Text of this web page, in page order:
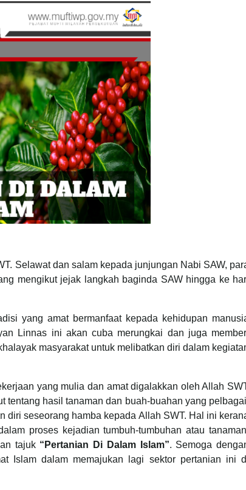
Selawat dan salam kepada junjungan Nabi SAW,
mengikut jejak langkah baginda SAW hingga ke
yang amat bermanfaat kepada kehidupan
Linnas ini akan cuba merungkai dan juga
masyarakat untuk melibatkan diri dalam
yang mulia dan amat digalakkan oleh Allah
tentang hasil tanaman dan buah-buahan yang
diri seseorang hamba kepada Allah SWT. Hal ini
proses kejadian tumbuh-tumbuhan atau
tajuk “Pertanian Di Dalam Islam”. Semoga
Islam dalam memajukan lagi sektor pertanian ini